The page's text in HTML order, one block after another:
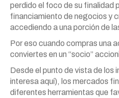
perdido el foco de su finalidad
financiamiento de negocios y
accediendo a una porción de
Por eso cuando compras una
conviertes en un “socio”
Desde el punto de vista de los
interesa aquí), los mercados
diferentes herramientas que